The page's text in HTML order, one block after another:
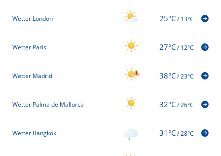
Wetter London 25°C/13°C
Wetter Paris 27°C/12°C
Wetter Madrid 38°C/23°C
Wetter Palma de Mallorca 32°C/26°C
Wetter Bangkok 31°C/28°C